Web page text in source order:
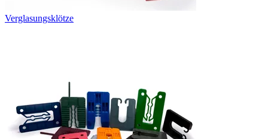
Verglasungsklötze